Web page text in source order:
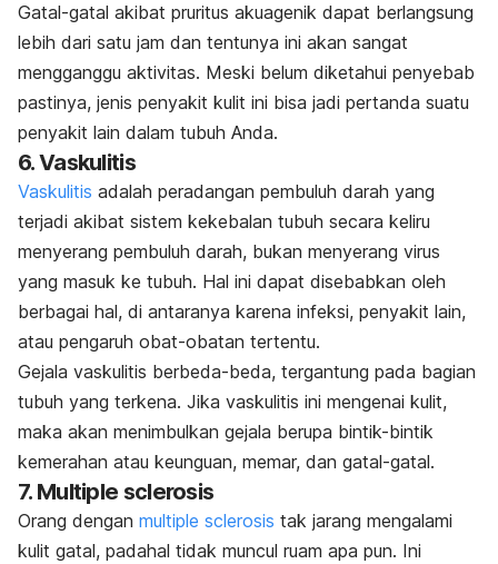
Gatal-gatal akibat pruritus akuagenik dapat berlangsung
lebih dari satu jam dan tentunya ini akan sangat
mengganggu aktivitas. Meski belum diketahui penyebab
pastinya, jenis penyakit kulit ini bisa jadi pertanda suatu
penyakit lain dalam tubuh Anda.
6. Vaskulitis
Vaskulitis adalah peradangan pembuluh darah yang
terjadi akibat sistem kekebalan tubuh secara keliru
menyerang pembuluh darah, bukan menyerang virus
yang masuk ke tubuh. Hal ini dapat disebabkan oleh
berbagai hal, di antaranya karena infeksi, penyakit lain,
atau pengaruh obat-obatan tertentu.
Gejala vaskulitis berbeda-beda, tergantung pada bagian
tubuh yang terkena. Jika vaskulitis ini mengenai kulit,
maka akan menimbulkan gejala berupa bintik-bintik
kemerahan atau keunguan, memar, dan gatal-gatal.
7. Multiple sclerosis
Orang dengan multiple sclerosis tak jarang mengalami
kulit gatal, padahal tidak muncul ruam apa pun. Ini